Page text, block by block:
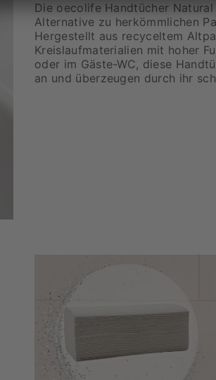
Die oecolife Handtücher
Alternative zu herkömmlichen
Hergestellt aus recyceltem
Kreislaufmaterialien mit hoher
oder im Gäste-WC, diese
an und überzeugen durch ihr